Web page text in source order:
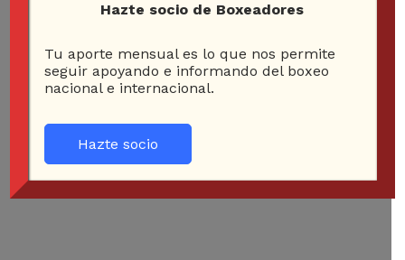
Hazte socio de Boxeadores
Tu aporte mensual es lo que nos permite
seguir apoyando e informando del boxeo
nacional e internacional.
Hazte socio